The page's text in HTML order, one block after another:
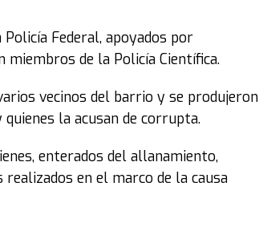
Federal, apoyados por
de la Policía Científica.
vecinos del barrio y se produjeron
la acusan de corrupta.
enterados del allanamiento,
en el marco de la causa